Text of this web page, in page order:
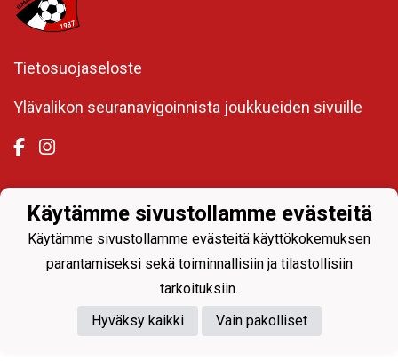
Tietosuojaseloste
Ylävalikon seuranavigoinnista joukkueiden sivuille
Powered by
Käytämme sivustollamme evästeitä
Käytämme sivustollamme evästeitä käyttökokemuksen
parantamiseksi sekä toiminnallisiin ja tilastollisiin
tarkoituksiin.
Hyväksy kaikki
Vain pakolliset